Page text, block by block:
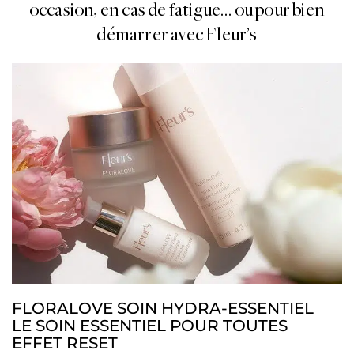
occasion, en cas de fatigue… ou pour bien
démarrer avec Fleur’s
FLORALOVE SOIN HYDRA-ESSENTIEL
LE SOIN ESSENTIEL POUR TOUTES
EFFET RESET